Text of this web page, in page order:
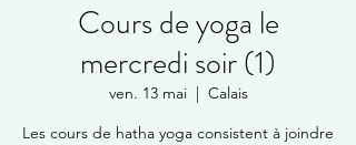
Cours de yoga le
mercredi soir (1)
ven. 13 mai
  |
Calais
Les cours de hatha yoga consistent à joindre